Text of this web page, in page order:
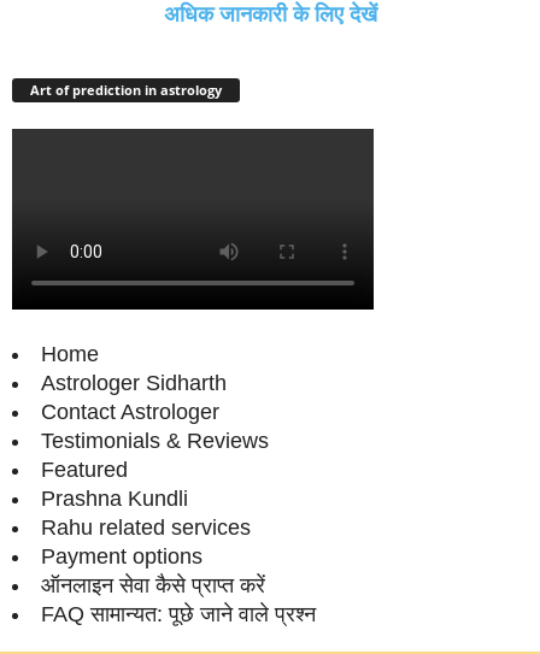
अधिक जानकारी के लिए देखें
Art of prediction in astrology
Home
Astrologer Sidharth
Contact Astrologer
Testimonials & Reviews
Featured
Prashna Kundli
Rahu related services
Payment options
ऑनलाइन सेवा कैसे प्राप्‍त करें
FAQ सामान्‍यत: पूछे जाने वाले प्रश्‍न